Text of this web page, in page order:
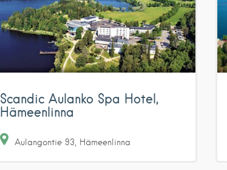
Scandic Aulanko Spa Hotel,
Hämeenlinna
Aulangontie 93 Hämeenlinna